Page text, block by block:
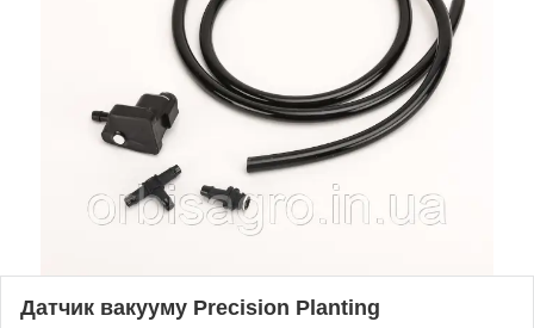
Датчик вакууму Precision Planting